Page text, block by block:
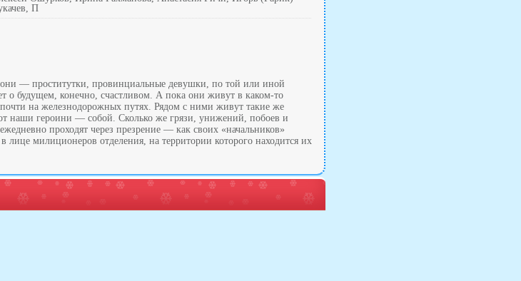
П
— проститутки, провинциальные девушки, по той или иной
о будущем, конечно, счастливом. А пока они живут в каком-то
на железнодорожных путях. Рядом с ними живут такие же
наши героини — собой. Сколько же грязи, унижений, побоев и
проходят через презрение — как своих «начальников»
милиционеров отделения, на территории которого находится их